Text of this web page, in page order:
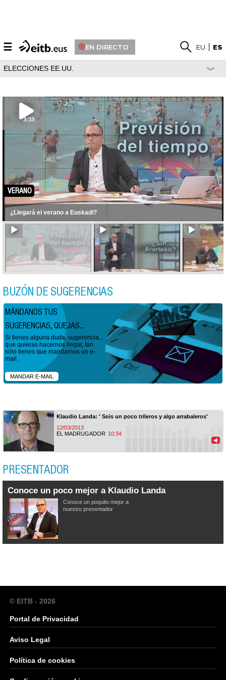
☰ EN DIRECTO EU ES
ELECCIONES EE.UU.
3:33
VERANO
¿Llegará el verano a Euskadi?
BUZÓN DE SUGERENCIAS
MÁNDANOS TUS
SUGERENCIAS, QUEJAS...
Si tienes alguna duda, sugerencia...
que quieras hacernos llegar, tan
sólo tienes que mandarnos un e-
mail.
MANDAR E-MAIL
Klaudio Landa: ' Sois un poco trileros y algo arrabaleros'
12/03/2013
EL MADRUGADOR 10:34
PRESENTADOR
Conoce un poco mejor a Klaudio Landa
Conoce un poquito mejor a
nuestro presentador
© EITB - 2026
Portal de Privacidad
Aviso Legal
Política de cookies